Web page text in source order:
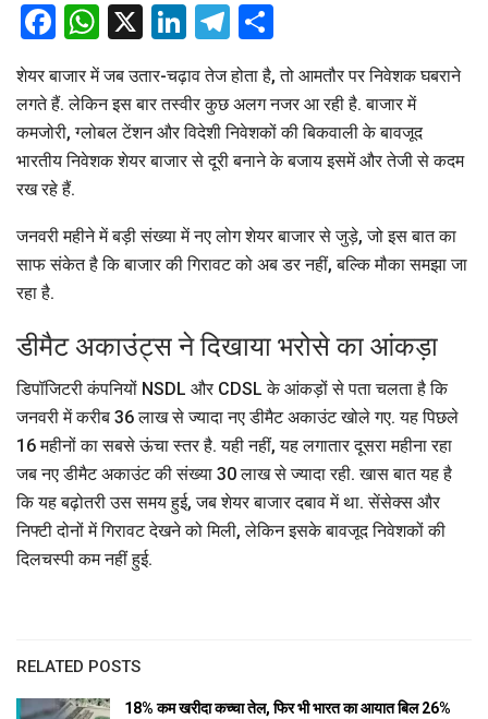
Facebook
WhatsApp
X LinkedIn
Telegram
शेयर बाजार में जब उतार-चढ़ाव तेज होता है, तो आमतौर पर निवेशक घबराने
लगते हैं. लेकिन इस बार तस्वीर कुछ अलग नजर आ रही है. बाजार में
कमजोरी, ग्लोबल टेंशन और विदेशी निवेशकों की बिकवाली के बावजूद
भारतीय निवेशक शेयर बाजार से दूरी बनाने के बजाय इसमें और तेजी से कदम
रख रहे हैं.
जनवरी महीने में बड़ी संख्या में नए लोग शेयर बाजार से जुड़े, जो इस बात का
साफ संकेत है कि बाजार की गिरावट को अब डर नहीं, बल्कि मौका समझा जा
रहा है.
डीमैट अकाउंट्स ने दिखाया भरोसे का आंकड़ा
डिपॉजिटरी कंपनियों NSDL और CDSL के आंकड़ों से पता चलता है कि
जनवरी में करीब 36 लाख से ज्यादा नए डीमैट अकाउंट खोले गए. यह पिछले
16 महीनों का सबसे ऊंचा स्तर है. यही नहीं, यह लगातार दूसरा महीना रहा
जब नए डीमैट अकाउंट की संख्या 30 लाख से ज्यादा रही. खास बात यह है
कि यह बढ़ोतरी उस समय हुई, जब शेयर बाजार दबाव में था. सेंसेक्स और
निफ्टी दोनों में गिरावट देखने को मिली, लेकिन इसके बावजूद निवेशकों की
दिलचस्पी कम नहीं हुई.
RELATED POSTS
18% कम खरीदा कच्चा तेल, फिर भी भारत का आयात बिल 26%